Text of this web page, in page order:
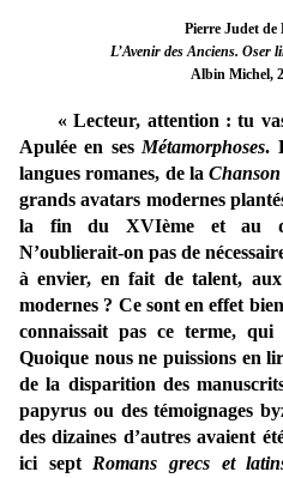
Pierre Judet de
L’Avenir des Anciens. Oser
Albin Michel,
« Lecteur, attention : tu vas
Apulée en ses Métamorphoses.
langues romanes, de la
grands avatars modernes
la fin du XVIème et au
N’oublierait-on pas de
à envier, en fait de talent,
modernes ? Ce sont en effet
connaissait pas ce terme,
Quoique nous ne puissions en
de la disparition des
papyrus ou des témoignages
des dizaines d’autres avaient
ici sept Romans grecs et